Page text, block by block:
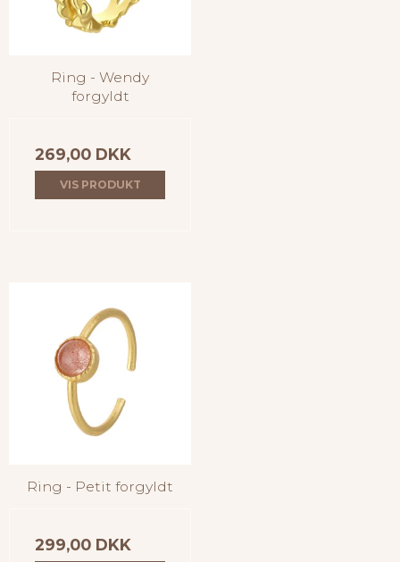
Ring - Wendy
forgyldt
269,00 DKK
VIS PRODUKT
Ring - Petit forgyldt
299,00 DKK